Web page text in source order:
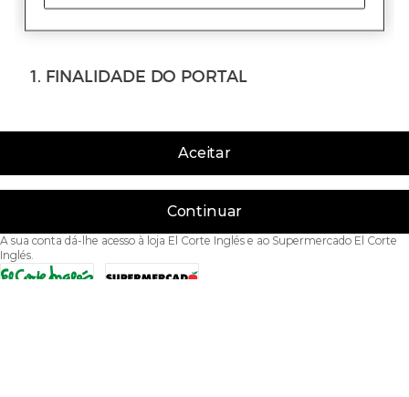
Aceitar
Continuar
A sua conta dá-lhe acesso à loja El Corte Inglés e ao Supermercado El Corte
Inglés.